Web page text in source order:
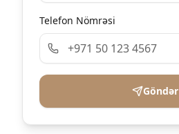
Telefon Nömrəsi
Göndər